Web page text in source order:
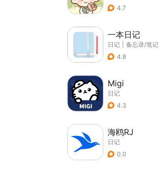
4.7
一本日记
日记
备忘录/笔记
4.8
Migi
日记
4.3
海鸥RJ
日记
0.0